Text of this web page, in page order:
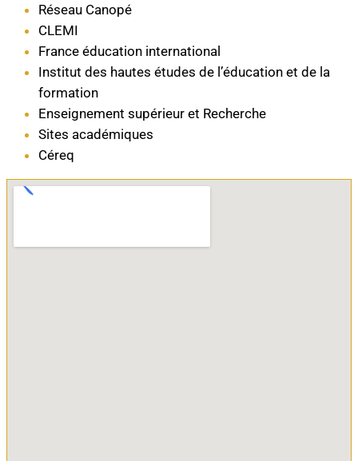
Réseau Canopé
CLEMI
France éducation international
Institut des hautes études de l’éducation et de la
formation
Enseignement supérieur et Recherche
Sites académiques
Céreq